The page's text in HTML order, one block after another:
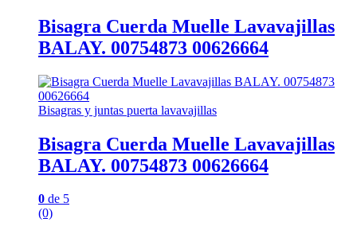
Bisagra Cuerda Muelle Lavavajillas
BALAY. 00754873 00626664
Bisagras y juntas puerta lavavajillas
Bisagra Cuerda Muelle Lavavajillas
BALAY. 00754873 00626664
0 de 5
(0)